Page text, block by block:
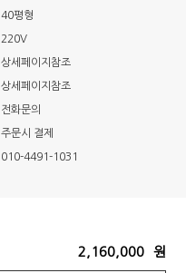
40평형
220V
상세페이지참조
상세페이지참조
전화문의
주문시 결제
010-4491-1031
원
2,160,000